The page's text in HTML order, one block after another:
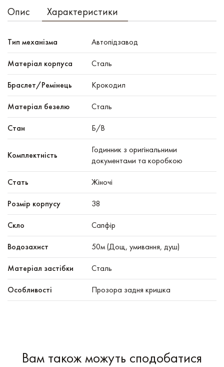
Опис Характеристики
Тип механізма Автопідзавод
Mатеріал корпуса Сталь
Браслет/Ремінець Крокодил
Матеріал безелю Сталь
Стан Б/В
Комплектність
Годинник з оригінальними
документами та коробкою
Стать Жіночі
Розмір корпусу 38
Скло Сапфір
Водозахист 50м (Дощ, умивання, душ)
Матеріал застібки Сталь
Особливості Прозора задня кришка
Вам також можуть сподобатися